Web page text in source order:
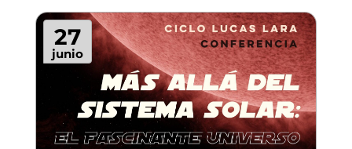
27
junio